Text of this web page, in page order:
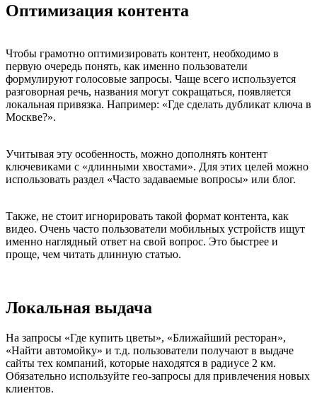
Оптимизация контента
Чтобы грамотно оптимизировать контент, необходимо в
первую очередь понять, как именно пользователи
формулируют голосовые запросы. Чаще всего используется
разговорная речь, названия могут сокращаться, появляется
локальная привязка. Например: «Где сделать дубликат ключа в
Москве?».
Учитывая эту особенность, можно дополнять контент
ключевиками с «длинными хвостами». Для этих целей можно
использовать раздел «Часто задаваемые вопросы» или блог.
Также, не стоит игнорировать такой формат контента, как
видео. Очень часто пользователи мобильных устройств ищут
именно наглядный ответ на свой вопрос. Это быстрее и
проще, чем читать длинную статью.
Локальная выдача
На запросы «Где купить цветы», «Ближайший ресторан»,
«Найти автомойку» и т.д. пользователи получают в выдаче
сайты тех компаний, которые находятся в радиусе 2 км.
Обязательно используйте гео-запросы для привлечения новых
клиентов.